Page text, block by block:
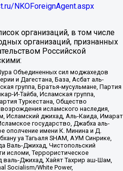
NKOForeignAgent.aspx
организаций, в том числе
организаций, признанных
Российской
Объединенных сил моджахедов
и Дагестана, База, Асбат аль-
группа, Братья-мусульмане, Партия
И-Тайба, Исламская группа,
Туркестана, Общество
исламского наследия,
Исламский джихад, Аль-Каида, Имарат
государство, Джабха аль-
ополчение имени К. Минина и Д.
уа Тагьаля SHAM, АУМ Синрике,
Валь-Джихад, Чистопольский
исломи, Террористическое
валь-Джихад, Хайят Тахрир аш-Шам,
Socialism/White Power,